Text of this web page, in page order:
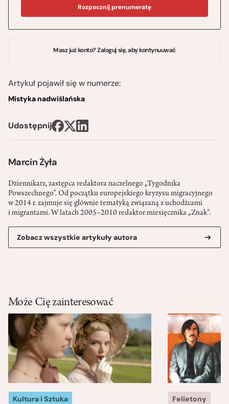
Marcin Żyła
Dziennikarz, zastępca redaktora naczelnego „Tygodnika
Powszechnego”. Od początku europejskiego kryzysu migracyjnego
w 2014 r. zajmuje się głównie tematyką związaną z uchodźcami
i migrantami. W latach 2005–2010 redaktor miesięcznika „Znak”.
Zobacz wszystkie artykuły autora
Rozpocznij prenumeratę
Masz już konto? Zaloguj się, aby kontynuuwać
Artykuł pojawił się w numerze:
Mistyka nadwiślańska
Udostępnij
Może Cię zainteresować
Kultura i Sztuka Felietony